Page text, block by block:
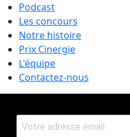
Podcast
Les concours
Notre histoire
Prix Cinergie
L'équipe
Contactez-nous